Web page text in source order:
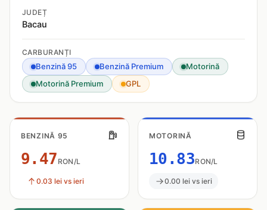
JUDEȚ
Bacau
CARBURANȚI
Benzină 95 Benzină Premium
Motorină
Motorină Premium
GPL
BENZINĂ 95
9.47 RON/L
0.03 lei vs ieri
MOTORINĂ
10.83RON/L
0.00 lei vs ieri